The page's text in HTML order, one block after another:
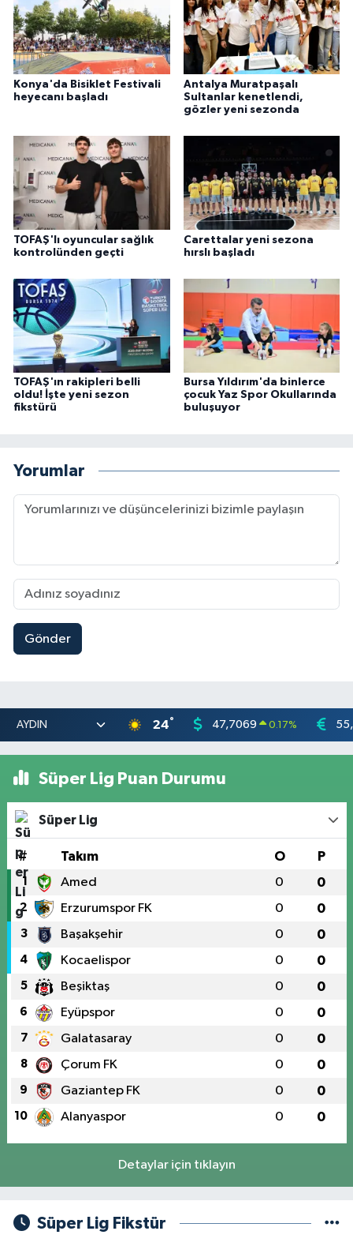
Konya'da Bisiklet Festivali
heyecanı başladı
Antalya Muratpaşalı
Sultanlar kenetlendi,
gözler yeni sezonda
TOFAŞ'lı oyuncular sağlık
kontrolünden geçti
Carettalar yeni sezona
hırslı başladı
TOFAŞ'ın rakipleri belli
oldu! İşte yeni sezon
fikstürü
Bursa Yıldırım'da binlerce
çocuk Yaz Spor Okullarında
buluşuyor
Yorumlar
Gönder
24° 47,7069 0.17%
Süper Lig Puan Durumu
Süper Lig
# Takım O P
1 Amed 0 0
2 Erzurumspor FK 0 0
3 Başakşehir 0 0
4 Kocaelispor 0 0
5 Beşiktaş 0 0
6 Eyüpspor 0 0
7 Galatasaray 0 0
8 Çorum FK 0 0
9 Gaziantep FK 0 0
10 Alanyaspor 0 0
Detaylar için tıklayın
Süper Lig Fikstür